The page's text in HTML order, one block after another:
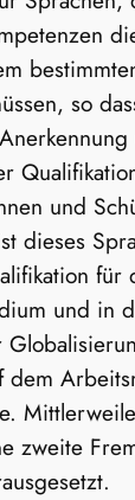
so
und
dieses
für
und in
dem
zweite